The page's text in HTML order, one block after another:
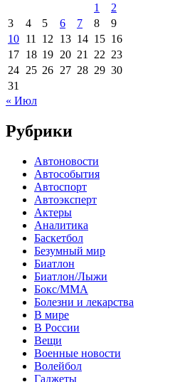
1
2
3
4 5 6 7 8
9
10 11 12 13 14 15 16
17 18 19 20 21 22 23
24 25 26 27 28 29 30
31
« Июл
Рубрики
Автоновости
Автособытия
Автоспорт
Автоэксперт
Актеры
Аналитика
Баскетбол
Безумный мир
Биатлон
Биатлон/Лыжи
Бокс/MMA
Болезни и лекарства
В мире
В России
Вещи
Военные новости
Волейбол
Гаджеты